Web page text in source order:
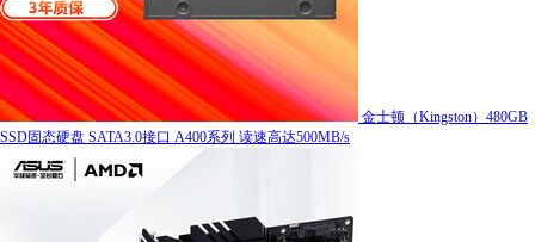
金士顿（Kingston）480GB
SSD固态硬盘 SATA3.0接口 A400系列 读速高达500MB/s